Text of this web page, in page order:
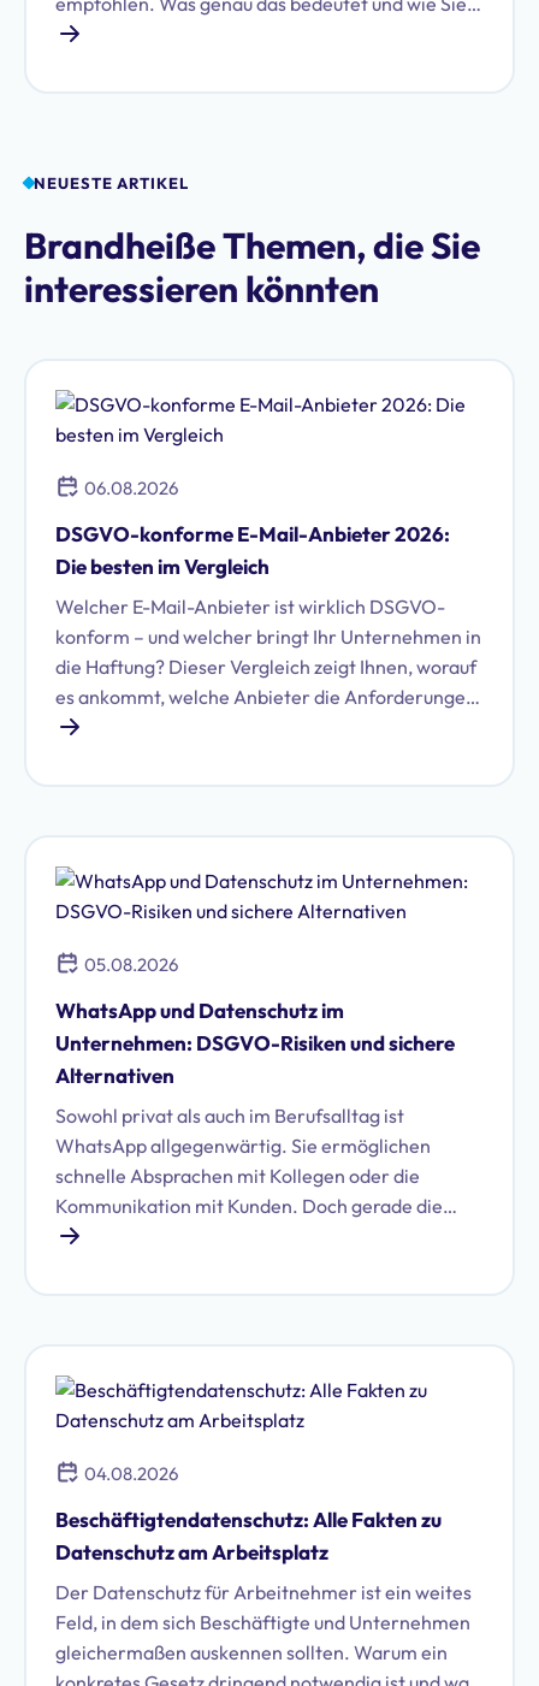
die neuen Hinweise in Ihrer Passwortrichtlinie
Artikel.
NEUESTE ARTIKEL
Brandheiße Themen, die Sie
interessieren könnten
06.08.2026
DSGVO-konforme E-Mail-Anbieter 2026:
Die besten im Vergleich
Welcher E-Mail-Anbieter ist wirklich DSGVO-
konform – und welcher bringt Ihr Unternehmen in
die Haftung? Dieser Vergleich zeigt Ihnen, worauf
es ankommt, welche Anbieter die Anforderungen
erfüllen und wie Sie die richtige Wahl für Ihr
05.08.2026
WhatsApp und Datenschutz im
Unternehmen: DSGVO-Risiken und sichere
Alternativen
Sowohl privat als auch im Berufsalltag ist
WhatsApp allgegenwärtig. Sie ermöglichen
schnelle Absprachen mit Kollegen oder die
Kommunikation mit Kunden. Doch gerade die
Nutzung von WhatsApp im geschäftlichen Umfeld
welche das sind und ob Sie WhatsApp DSGVO-
04.08.2026
Beschäftigtendatenschutz: Alle Fakten zu
Datenschutz am Arbeitsplatz
Der Datenschutz für Arbeitnehmer ist ein weites
Feld, in dem sich Beschäftigte und Unternehmen
gleichermaßen auskennen sollten. Warum ein